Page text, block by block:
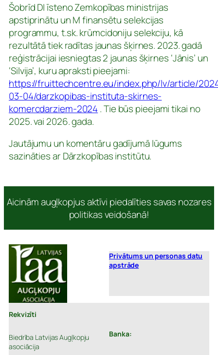
Šobrīd DI īsteno Zemkopības ministrijas
apstiprinātu un M finansētu selekcijas
programmu, t.sk. krūmcidoniju selekciju, kā
rezultātā tiek radītas jaunas šķirnes. 2023. gadā
reģistrācijai iesniegtas 2 jaunas šķirnes ‘Jānis’ un
‘Silvija’, kuru apraksti pieejami:
https://fruittechcentre.eu/index.php/lv/article/
03-04/darzkopibas-instituta-skirnes-
komercdarziem-2024 . Tie būs pieejami tikai no
2025. vai 2026. gada.
Jautājumu un komentāru gadījumā lūgums
sazināties ar Dārzkopības institūtu.
Aicinām augļkopjus aktīvi piedalīties savas nozares
politikas veidošanā!
Privātums un personas datu
apstrāde
Rekvizīti
Biedrība Latvijas Augļkopju
asociācija
Banka: